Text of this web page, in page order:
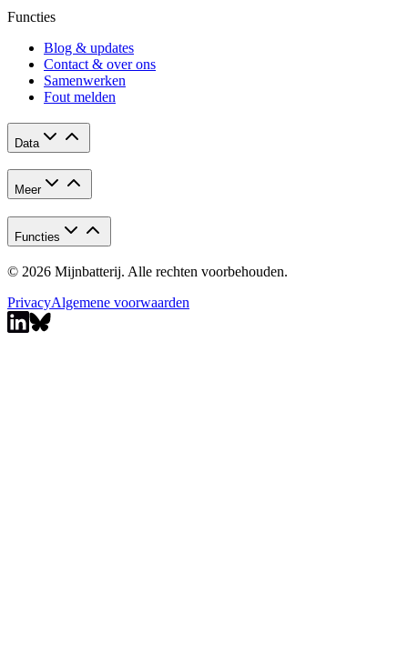
Functies
Blog & updates
Contact & over ons
Samenwerken
Fout melden
Data
Meer
Functies
© 2026 Mijnbatterij. Alle rechten voorbehouden.
PrivacyAlgemene voorwaarden